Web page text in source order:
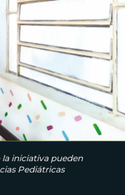
la iniciativa pueden
Pediátricas